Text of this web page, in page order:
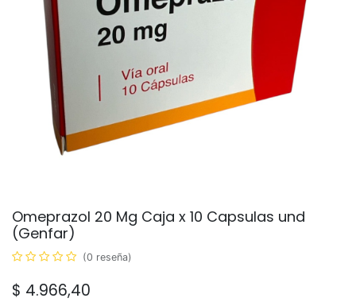
Omeprazol 20 Mg Caja x 10 Capsulas und
(Genfar)
(0 reseña)
$ 4.966,40